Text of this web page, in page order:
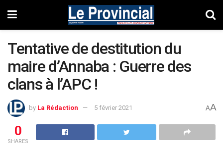
Tentative de destitution du
maire d’Annaba : Guerre des
clans à l’APC !
by La Rédaction 5 février 2021 AA
0
SHARES